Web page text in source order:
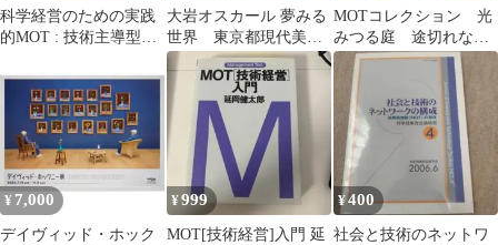
科学経営のための実践
的MOT : 技術主導型企
主導型企業へ
大岩オスカール 夢みる
世界 東京都現代美術
館 2008年 図録
MOTコレクション 光
みつる庭 途切れない
ささやき リーフレッ
¥ 7,000
デイヴィッド・ホック
¥999
MOT[技術経営]入門 延
¥400
社会と技術のネットワ